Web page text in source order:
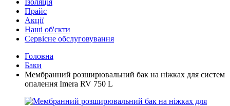
Прайс
Акції
Наші об'єкти
Сервісне обслуговування
Головна
Баки
Мембранний розширювальний бак на ніжках для систем
опалення Imera RV 750 L